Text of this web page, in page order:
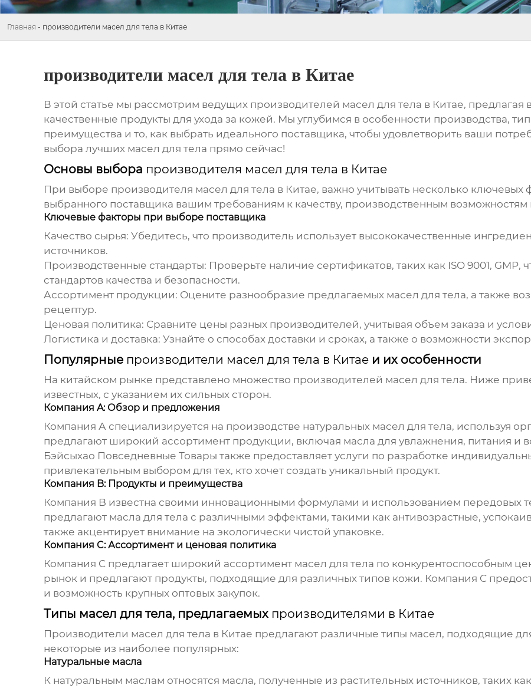
Главная - производители масел для тела в Китае
производители масел для тела в Китае
В этой статье мы рассмотрим ведущих производителей масел для тела в Китае, предлагая
качественные продукты для ухода за кожей. Мы углубимся в особенности производства,
преимущества и то, как выбрать идеального поставщика, чтобы удовлетворить ваши
выбора лучших масел для тела прямо сейчас!
Основы выбора производителя масел для тела в Китае
При выборе производителя масел для тела в Китае, важно учитывать несколько ключевых
выбранного поставщика вашим требованиям к качеству, производственным
Ключевые факторы при выборе поставщика
Качество сырья: Убедитесь, что производитель использует высококачественные
источников.
Производственные стандарты: Проверьте наличие сертификатов, таких как ISO 9001,
стандартов качества и безопасности.
Ассортимент продукции: Оцените разнообразие предлагаемых масел для тела, а также
рецептур.
Ценовая политика: Сравните цены разных производителей, учитывая объем заказа и
Логистика и доставка: Узнайте о способах доставки и сроках, а также о возможности
Популярные производители масел для тела в Китаеи их особенности
На китайском рынке представлено множество производителей масел для тела. Ниже
известных, с указанием их сильных сторон.
Компания A: Обзор и предложения
Компания А специализируется на производстве натуральных масел для тела, используя
предлагают широкий ассортимент продукции, включая масла для увлажнения, питания и
Бэйсыхао Повседневные Товары также предоставляет услуги по разработке
привлекательным выбором для тех, кто хочет создать уникальный продукт.
Компания B: Продукты и преимущества
Компания B известна своими инновационными формулами и использованием передовых
предлагают масла для тела с различными эффектами, такими как антивозрастные,
также акцентирует внимание на экологически чистой упаковке.
Компания C: Ассортимент и ценовая политика
Компания C предлагает широкий ассортимент масел для тела по конкурентоспособным
рынок и предлагают продукты, подходящие для различных типов кожи. Компания C
и возможность крупных оптовых закупок.
Типы масел для тела, предлагаемых производителями в Китае
Производители масел для тела в Китае предлагают различные типы масел, подходящие
некоторые из наиболее популярных:
Натуральные масла
К натуральным маслам относятся масла, полученные из растительных источников, таких